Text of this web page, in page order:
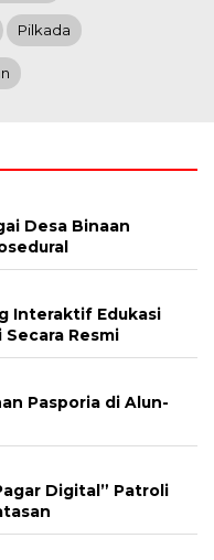
Pilkada
Desa Binaan
Interaktif Edukasi
Resmi
Pasporia di Alun-
Digital” Patroli